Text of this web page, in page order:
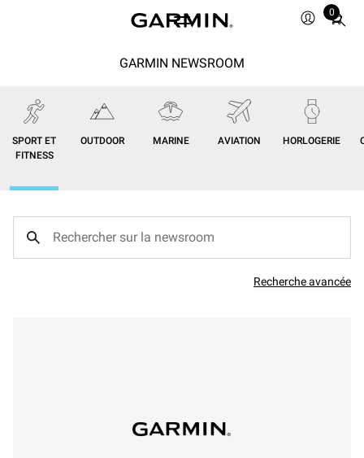
0
Total
GARMIN NEWSROOM
SPORT ET
FITNESS
OUTDOOR MARINE AVIATION HORLOGERIE
Recherche avancée